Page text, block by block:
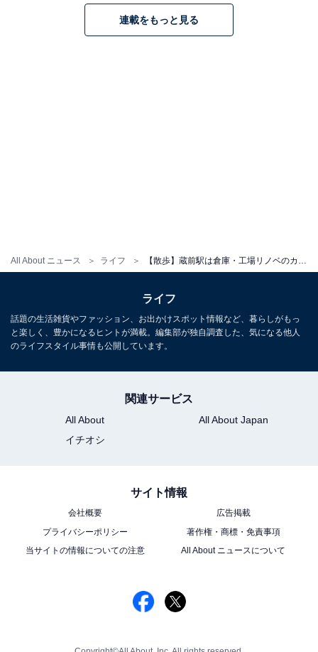
All About ニュース ライフ 【散歩】蔵前駅は倉庫・工場リノベのカフェ巡りが楽しい。ショッピング＆隅田川ランニングの起点にも
連載をもっと見る
ライフ
話題の生活雑貨やファッション、お出かけスポット情報など、暮らしがもっ
と楽しく、豊かになるヒントが満載。編集部が独自調査した、気になる他人
のライフスタイル事情も公開しています。
関連サービス
All About
All About Japan
イチオシ
サイト情報
会社概要
広告掲載
プライバシーポリシー
著作権・商標・免責事項
当サイトの情報についての注意
All About ニュースについて